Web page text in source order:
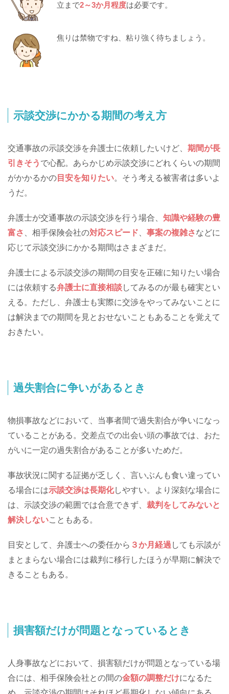
立まで2～3か月程度は必要です。
焦りは禁物ですね、粘り強く待ちましょう。
示談交渉にかかる期間の考え方
交通事故の示談交渉を弁護士に依頼したいけど、 期間が長
引きそう で心配。あらかじめ示談交渉にどれくらいの期間
がかかるかの 目安を知りたい。そう考える被害者は多いよ
うだ。
弁護士が交通事故の示談交渉を行う場合、 知識や経験の豊
富さ 、相手保険会社の対応スピード、 事案の複雑さなどに
応じて示談交渉にかかる期間はさまざまだ。
弁護士による示談交渉の期間の目安を正確に知りたい場合
には依頼する弁護士に直接相談してみるのが最も確実とい
える。ただし、弁護士も実際に交渉をやってみないことに
は解決までの期間を見とおせないこともあることを覚えて
おきたい。
過失割合に争いがあるとき
物損事故などにおいて、当事者間で過失割合が争いになっ
ていることがある。交差点での出会い頭の事故では、おた
がいに一定の過失割合があることが多いためだ。
事故状況に関する証拠が乏しく、言いぶんも食い違ってい
る場合には示談交渉は長期化しやすい。より深刻な場合に
は、示談交渉の範囲では合意できず、 裁判をしてみないと
解決しないこともある。
目安として、弁護士への委任から ３か月経過しても示談が
まとまらない場合には裁判に移行したほうが早期に解決で
きることもある。
損害額だけが問題となっているとき
人身事故などにおいて、損害額だけが問題となっている場
合には、相手保険会社との間の金額の調整だけになるた